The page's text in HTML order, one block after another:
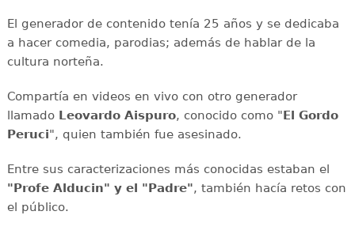
El generador de contenido tenía 25 años y se dedicaba
a hacer comedia, parodias; además de hablar de la
cultura norteña.
Compartía en videos en vivo con otro generador
llamadoLeovardo Aispuro, conocido como " El Gordo
Peruci", quien también fue asesinado.
Entre sus caracterizaciones más conocidas estaban el
"Profe Alducin" y el "Padre", también hacía retos con
el público.